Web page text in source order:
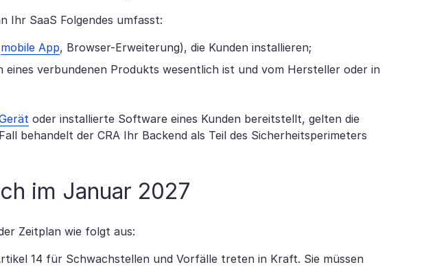
Ihr SaaS Folgendes umfasst:
mobile App, Browser-Erweiterung), die Kunden installieren;
verbundenen Produkts wesentlich ist und vom Hersteller oder in
oder installierte Software eines Kunden bereitstellt, gelten die
behandelt der CRA Ihr Backend als Teil des Sicherheitsperimeters
im Januar 2027
Zeitplan wie folgt aus:
14 für Schwachstellen und Vorfälle treten in Kraft. Sie müssen